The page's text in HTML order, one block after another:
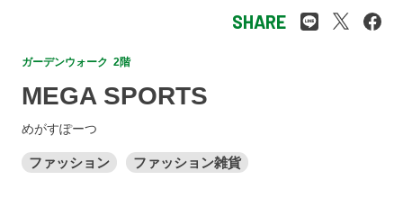
SHARE
ガーデンウォーク 2階
MEGA SPORTS
めがすぽーつ
ファッション ファッション雑貨